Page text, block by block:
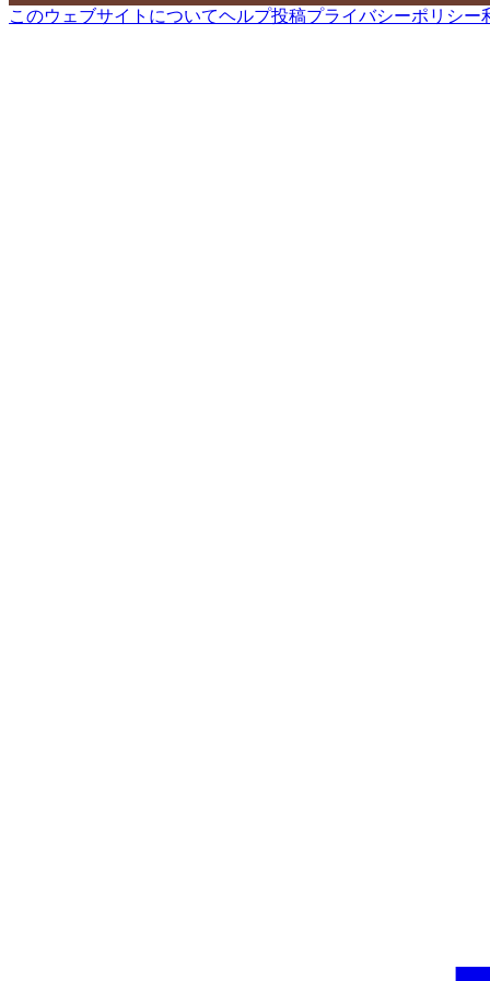
このウェブサイトについてヘルプ投稿プライバシーポリシー